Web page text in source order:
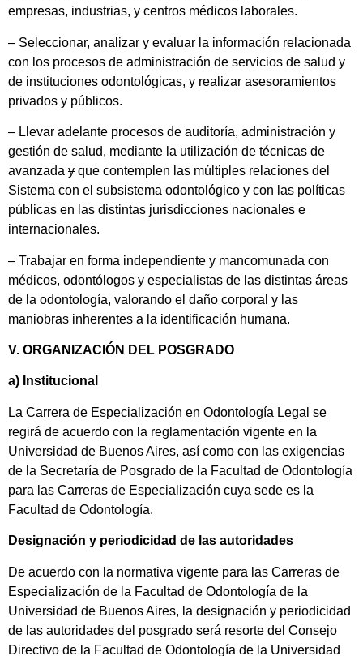
empresas, industrias, y centros médicos laborales.
– Seleccionar, analizar y evaluar la información relacionada
con los procesos de administración de servicios de salud y
de instituciones odontológicas, y realizar asesoramientos
privados y públicos.
– Llevar adelante procesos de auditoría, administración y
gestión de salud, mediante la utilización de técnicas de
avanzada y que contemplen las múltiples relaciones del
Sistema con el subsistema odontológico y con las políticas
públicas en las distintas jurisdicciones nacionales e
internacionales.
– Trabajar en forma independiente y mancomunada con
médicos, odontólogos y especialistas de las distintas áreas
de la odontología, valorando el daño corporal y las
maniobras inherentes a la identificación humana.
V. ORGANIZACIÓN DEL POSGRADO
a) Institucional
La Carrera de Especialización en Odontología Legal se
regirá de acuerdo con la reglamentación vigente en la
Universidad de Buenos Aires, así como con las exigencias
de la Secretaría de Posgrado de la Facultad de Odontología
para las Carreras de Especialización cuya sede es la
Facultad de Odontología.
Designación y periodicidad de las autoridades
De acuerdo con la normativa vigente para las Carreras de
Especialización de la Facultad de Odontología de la
Universidad de Buenos Aires, la designación y periodicidad
de las autoridades del posgrado será resorte del Consejo
Directivo de la Facultad de Odontología de la Universidad